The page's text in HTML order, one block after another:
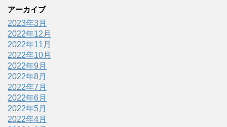
アーカイブ
2023年3月
2022年12月
2022年11月
2022年10月
2022年9月
2022年8月
2022年7月
2022年6月
2022年5月
2022年4月